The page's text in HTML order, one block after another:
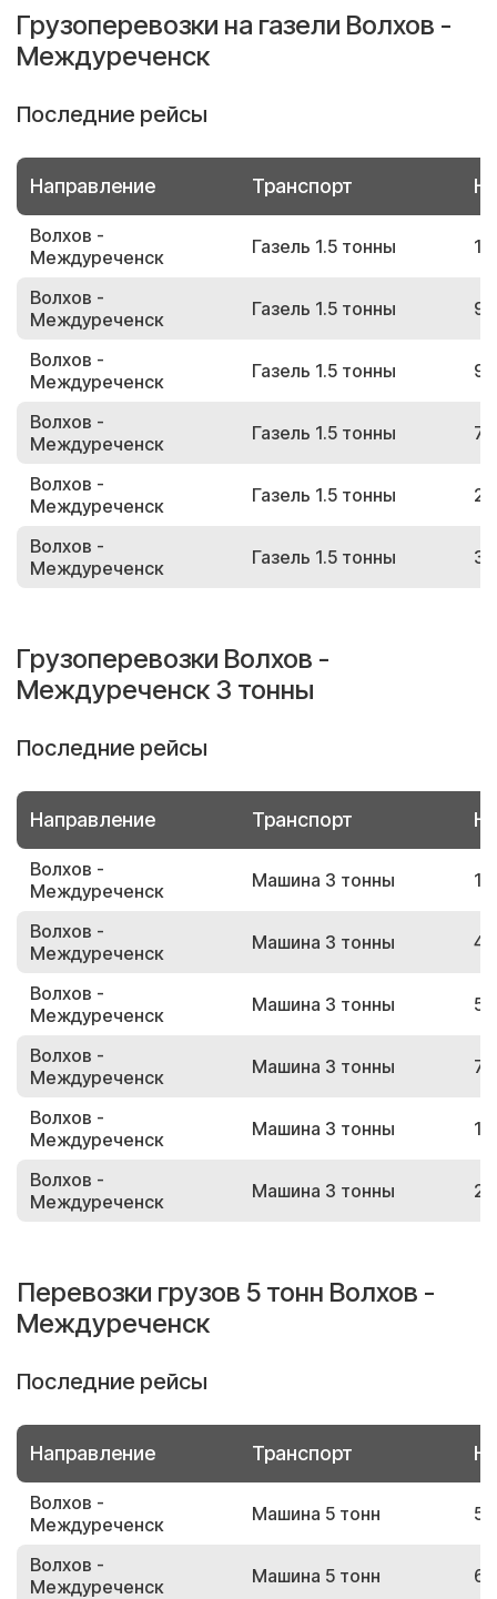
Грузоперевозки на газели Волхов -
Междуреченск
Последние рейсы
Направление Транспорт
Волхов -
Междуреченск
Газель 1.5 тонны
Волхов -
Междуреченск
Газель 1.5 тонны
Волхов -
Междуреченск
Газель 1.5 тонны
Волхов -
Междуреченск
Газель 1.5 тонны
Волхов -
Междуреченск
Газель 1.5 тонны
Волхов -
Междуреченск
Газель 1.5 тонны
Грузоперевозки Волхов -
Междуреченск 3 тонны
Последние рейсы
Направление Транспорт
Волхов -
Междуреченск
Машина 3 тонны
Волхов -
Междуреченск
Машина 3 тонны
Волхов -
Междуреченск
Машина 3 тонны
Волхов -
Междуреченск
Машина 3 тонны
Волхов -
Междуреченск
Машина 3 тонны
Волхов -
Междуреченск
Машина 3 тонны
Перевозки грузов 5 тонн Волхов -
Междуреченск
Последние рейсы
Направление Транспорт
Волхов -
Междуреченск
Машина 5 тонн
Волхов -
Междуреченск
Машина 5 тонн